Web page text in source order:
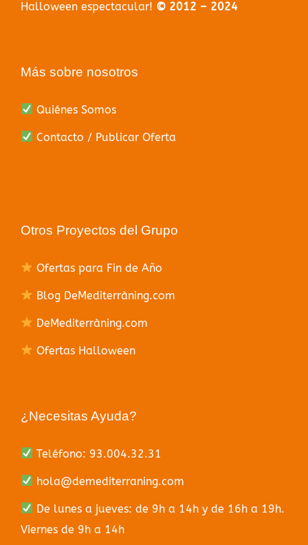
Halloween espectacular! © 2012 – 2024
Más sobre nosotros
Quiénes Somos
Contacto / Publicar Oferta
Otros Proyectos del Grupo
Ofertas para Fin de Año
Blog DeMediterràning.com
DeMediterràning.com
Ofertas Halloween
¿Necesitas Ayuda?
Teléfono: 93.004.32.31
hola@demediterraning.com
De lunes a jueves: de 9h a 14h y de 16h a 19h.
Viernes de 9h a 14h